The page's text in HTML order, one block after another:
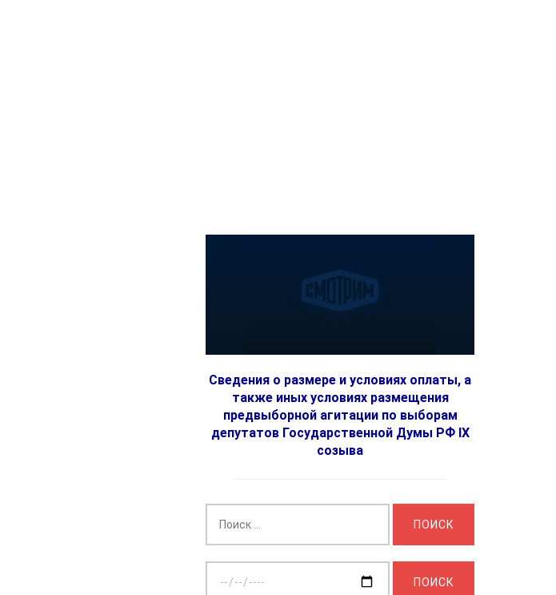
Сведения о размере и условиях оплаты, а
также иных условиях размещения
предвыборной агитации по выборам
депутатов Государственной Думы РФ IX
созыва
дату: